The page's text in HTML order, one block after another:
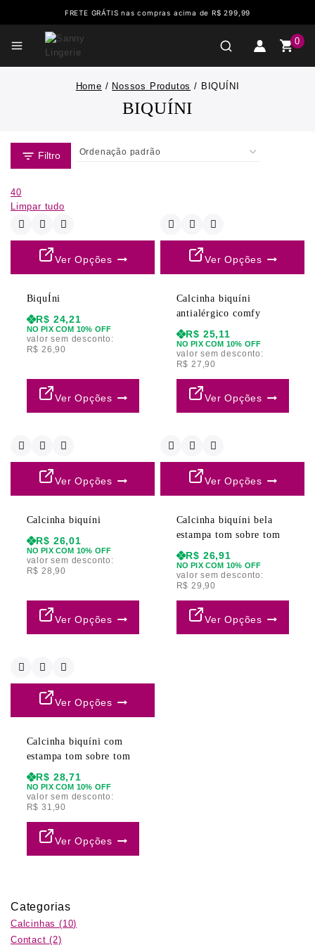
FRETE GRÁTIS nas compras acima de R$ 299,99
0
Home / Nossos Produtos / BIQUÍNI
BIQUÍNI
Filtro
40
Limpar tudo
Ver Opções
BiquÍni
R$ 24,21
NO PIX COM 10% OFF
valor sem desconto:
R$ 26,90
Ver Opções
Ver Opções
Calcinha biquíni
antialérgico comfy
R$ 25,11
NO PIX COM 10% OFF
valor sem desconto:
R$ 27,90
Ver Opções
Ver Opções
Calcinha biquíni
R$ 26,01
NO PIX COM 10% OFF
valor sem desconto:
R$ 28,90
Ver Opções
Ver Opções
Calcinha biquíni bela
estampa tom sobre tom
R$ 26,91
NO PIX COM 10% OFF
valor sem desconto:
R$ 29,90
Ver Opções
Ver Opções
Calcinha biquíni com
estampa tom sobre tom
R$ 28,71
NO PIX COM 10% OFF
valor sem desconto:
R$ 31,90
Ver Opções
Categorias
Calcinhas (10)
Contact(2)